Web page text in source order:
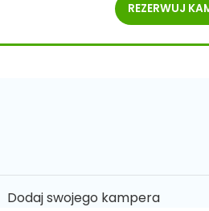
REZERWUJ
Dodaj swojego kampera